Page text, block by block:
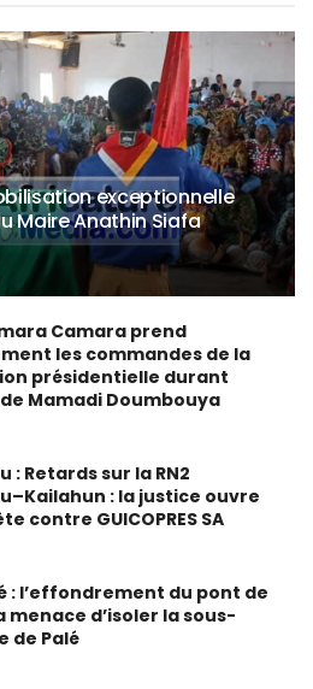
exceptionnelle
Maire Anathin Siafa
Camara prend
les commandes de la
présidentielle durant
Mamadi Doumbouya
: Retards sur la RN2
: la justice ouvre
contre GUICOPRES SA
: l’effondrement du pont de
menace d’isoler la sous-
de Palé